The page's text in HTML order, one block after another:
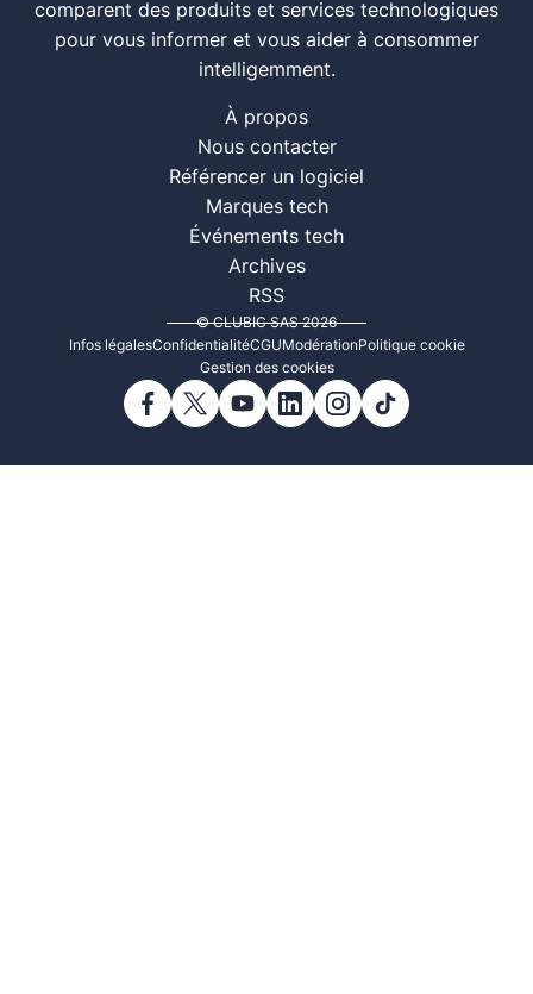
comparent des produits et services technologiques
pour vous informer et vous aider à consommer
intelligemment.
À propos
Nous contacter
Référencer un logiciel
Marques tech
Événements tech
Archives
RSS
© CLUBIC SAS 2026
Infos légalesConfidentialitéCGUModérationPolitique cookie
Gestion des cookies